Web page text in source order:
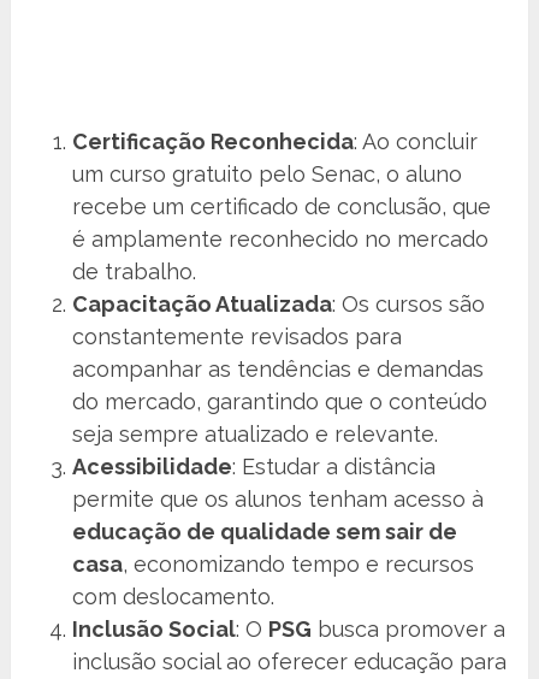
Certificação Reconhecida: Ao concluir
um curso gratuito pelo Senac, o aluno
recebe um certificado de conclusão, que
é amplamente reconhecido no mercado
de trabalho.
Capacitação Atualizada: Os cursos são
constantemente revisados para
acompanhar as tendências e demandas
do mercado, garantindo que o conteúdo
seja sempre atualizado e relevante.
Acessibilidade: Estudar a distância
permite que os alunos tenham acesso à
educação de qualidade sem sair de
casa, economizando tempo e recursos
com deslocamento.
Inclusão Social: O PSG busca promover a
inclusão social ao oferecer educação para